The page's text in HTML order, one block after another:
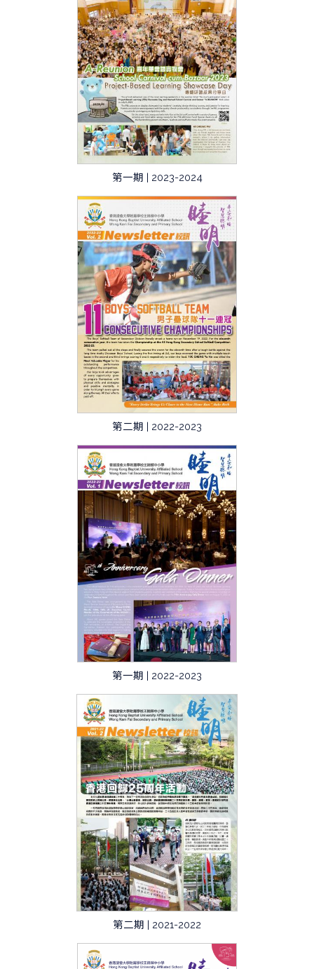
第一期 | 2023-2024
第二期 | 2022-2023
第一期 | 2022-2023
第二期 | 2021-2022